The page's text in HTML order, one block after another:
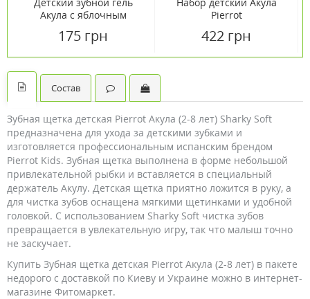
Акула с яблочным
175 грн
Pierrot
422 грн
Состав
Зубная щетка детская Pierrot Акула (2-8 лет) Sharky Soft
предназначена для ухода за детскими зубками и
изготовляется профессиональным испанским брендом
Pierrot Kids. Зубная щетка выполнена в форме небольшой
привлекательной рыбки и вставляется в специальный
держатель Акулу. Детская щетка приятно ложится в руку, а
для чистка зубов оснащена мягкими щетинками и удобной
головкой. С использованием Sharky Soft чистка зубов
превращается в увлекательную игру, так что малыш точно
не заскучает.
Купить Зубная щетка детская Pierrot Акула (2-8 лет) в пакете
недорого с доставкой по Киеву и Украине можно в интернет-
магазине Фитомаркет.